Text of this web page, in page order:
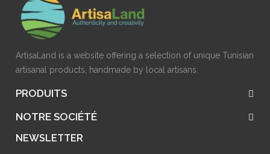
ArtisaLand is a website offering a selection of unique Tunisian
artisanal products, handmade by local artisans.
PRODUITS
NOTRE SOCIÉTÉ
NEWSLETTER